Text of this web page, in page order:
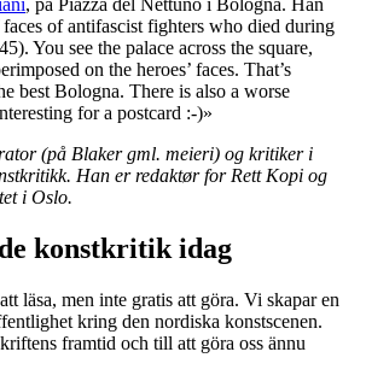
of antifascist fighters who died during
You see the palace across the square,
on the heroes’ faces. That’s
best Bologna. There is also a worse
for a postcard :-)»
(på Blaker gml. meieri) og kritiker i
Han er redaktør for Rett Kopi og
i Oslo.
konstkritik idag
läsa, men inte gratis att göra. Vi skapar en
kring den nordiska konstscenen.
framtid och till att göra oss ännu